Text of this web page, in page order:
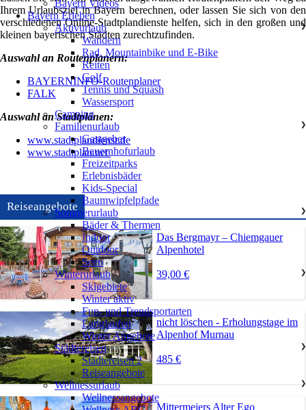
Ihrem Urlaubsziel in Bayern berechnen, oder lassen Sie sich von den
verschiedenen Online-Stadtplandienste helfen, sich in den großen und
kleinen bayerischen Städten zurechtzufinden.
Auswahl an Routenplanern:
BAYERNINFO-Routenplaner
FALK
Auswahl an Stadtplänen:
www.stadtplandienst.de
www.stadtplan.net
Reiseangebote
Das Bergmayr – Chiemgauer
Alpenhotel
39,00 €
nicht löschen - Erholungstage im
Alpenhof Murnau
485 €
Mittermeiers Alter Ego
Bayern Videos
Bayern Erleben
Aktivurlaub
❯
Wandern
Rad, Mountainbike und E-Bike
Reiten
Golf
Tennis und Squash
Wassersport
Camping
Familienurlaub
❯
Gastgeber
Bauernhofurlaub
Freizeitparks
Erlebnisbäder
Kids-Special
Baumwipfelpfade
Sommerurlaub
❯
Bäder & Thermen
Indoor
Outdoor
Seen
Winterurlaub
❯
Skigebiete
Winter aktiv
Fun- und Trendsportarten
Langlaufen
Winter Angebote
Städtereisen
❯
Städtereisen 2
Reiseangebote
Wellnessurlaub
❯
Wellnessangebote